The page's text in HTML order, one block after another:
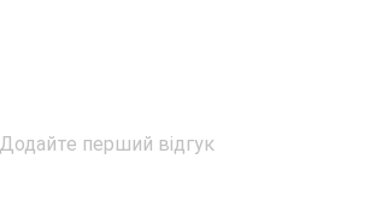
Додайте перший відгук